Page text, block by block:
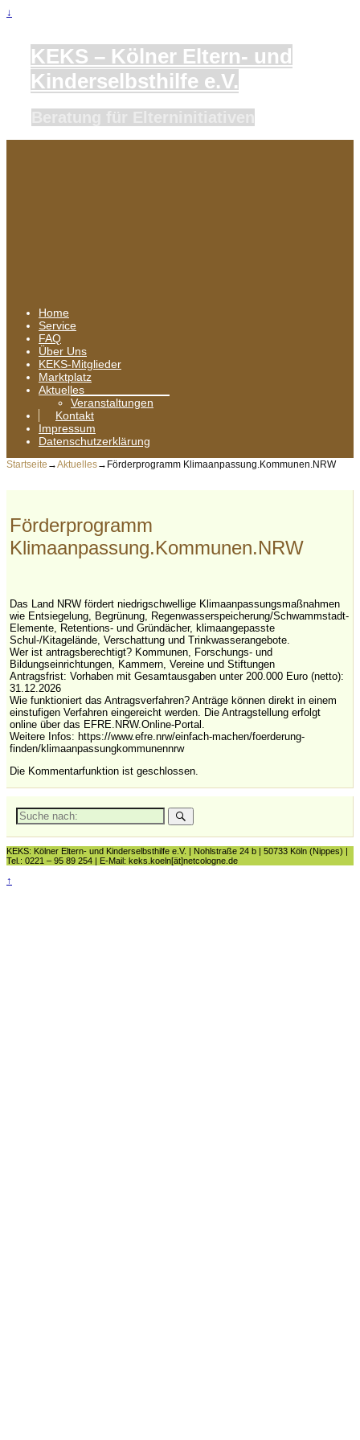
↓
KEKS – Kölner Eltern- und
Kinderselbsthilfe e.V.
Home
Service
FAQ
Über Uns
KEKS-Mitglieder
Marktplatz
Aktuelles
Veranstaltungen
Kontakt
Impressum
Datenschutzerklärung
Startseite →Aktuelles→ Förderprogramm Klimaanpassung.Kommunen.NRW
Förderprogramm
Klimaanpassung.Kommunen.NRW
Das Land NRW fördert niedrigschwellige Klimaanpassungsmaßnahmen
wie Entsiegelung, Begrünung, Regenwasserspeicherung/Schwammstadt-
Elemente, Retentions- und Gründächer, klimaangepasste
Schul-/Kitagelände, Verschattung und Trinkwasserangebote.
Wer ist antragsberechtigt? Kommunen, Forschungs- und
Bildungseinrichtungen, Kammern, Vereine und Stiftungen
Antragsfrist: Vorhaben mit Gesamtausgaben unter 200.000 Euro (netto):
31.12.2026
Wie funktioniert das Antragsverfahren? Anträge können direkt in einem
einstufigen Verfahren eingereicht werden. Die Antragstellung erfolgt
online über das EFRE.NRW.Online-Portal.
Weitere Infos: https://www.efre.nrw/einfach-machen/foerderung-
finden/klimaanpassungkommunennrw
Die Kommentarfunktion ist geschlossen.
Suche
nach:
KEKS: Kölner Eltern- und Kinderselbsthilfe e.V. | Nohlstraße 24 b | 50733 Köln (Nippes) |
Tel.: 0221 – 95 89 254 | E-Mail: keks.koeln[ät]netcologne.de
↑